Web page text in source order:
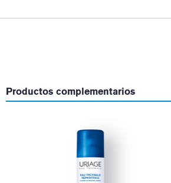
Productos complementarios